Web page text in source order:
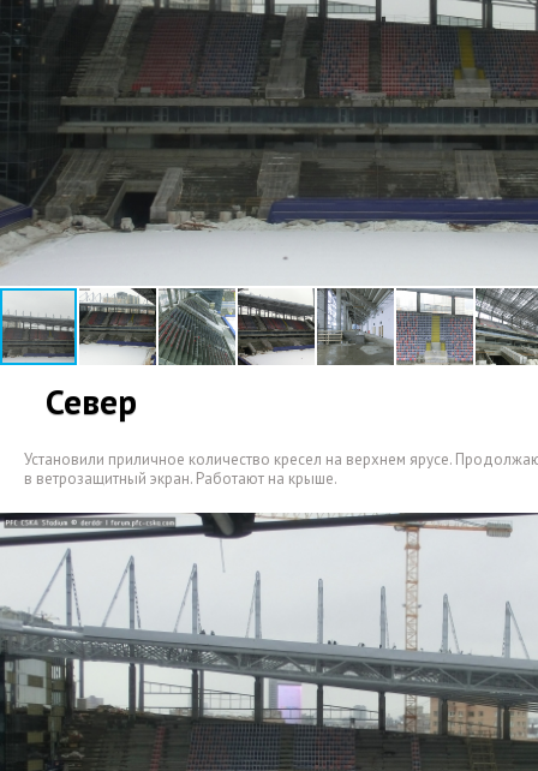
Север
Установили приличное количество кресел на верхнем ярусе.
в ветрозащитный экран. Работают на крыше.